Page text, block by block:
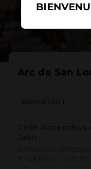
Arc de San
Bâtiment civil
Calle Almendros
Jaén